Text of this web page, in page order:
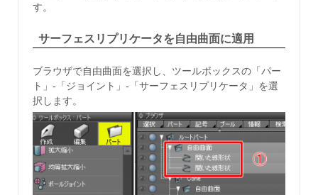
す。
サーフェスリプリケータを自由曲面に適用
ブラウザで自由曲面を選択し、ツールボックスの「パー
ト」-「ジョイント」-「サーフェスリプリケータ」を選
択します。